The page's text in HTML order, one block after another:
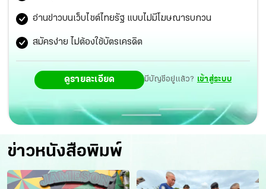
อ่านข่าวบนเว็บไซต์ไทยรัฐ แบบไม่มีโฆษณารบกวน
สมัครง่าย ไม่ต้องใช้บัตรเครดิต
ดูรายละเอียด มีบัญชีอยู่แล้ว? เข้าสู่ระบบ
ข่าวหนังสือพิมพ์